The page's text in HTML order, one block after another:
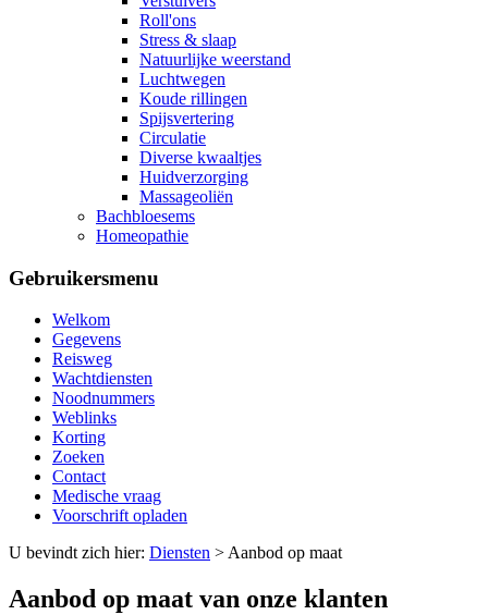
Roll'ons
Stress & slaap
Natuurlijke weerstand
Luchtwegen
Koude rillingen
Spijsvertering
Circulatie
Diverse kwaaltjes
Huidverzorging
Massageoliën
Bachbloesems
Homeopathie
Gebruikersmenu
Welkom
Gegevens
Reisweg
Wachtdiensten
Noodnummers
Weblinks
Korting
Zoeken
Contact
Medische vraag
Voorschrift opladen
U bevindt zich hier: Diensten > Aanbod op maat
Aanbod op maat van onze klanten